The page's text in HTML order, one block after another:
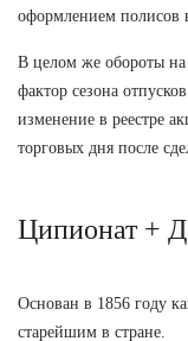
оформлением полисов
В целом же обороты на
фактор сезона
изменение в реестре
торговых дня после
Ципионат +
Основан в 1856 году
старейшим в стране.